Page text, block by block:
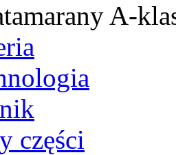
A-
części